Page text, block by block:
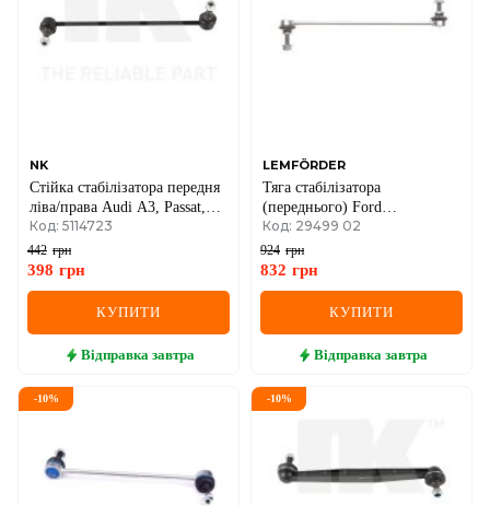
RENAULT
SMART
SSANGYONG
SUBARU
SUZUKI
TESLA
TOYOTA
NK
Стійка стабілізатора передня
ліва/права Audi A3, Passat,
Golf, Octavia, Caddy III 2003–
Код: 5114723
442 грн
398 грн
КУПИТИ
Відправка завтра
LEMFÖRDER
Тяга стабілізатора
(переднього) Ford
Focus/Mazda 3-5 03- (=29499
01)
Код: 29499 02
924 грн
832 грн
КУПИТИ
Відправка завтра
-10% -10%